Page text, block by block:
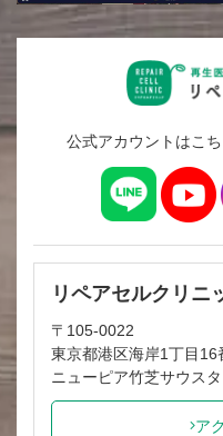
公式アカウントはこち
リペアセルクリニ
〒105-0022
東京都港区海岸1丁目16
ニューピア竹芝サウス
ア